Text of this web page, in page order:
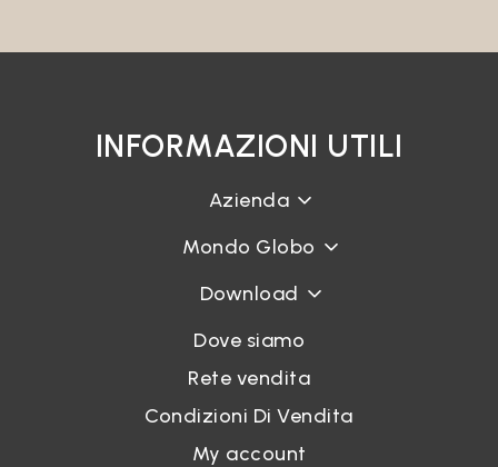
INFORMAZIONI UTILI
Azienda
Mondo Globo
Download
Dove siamo
Rete vendita
Condizioni Di Vendita
My account